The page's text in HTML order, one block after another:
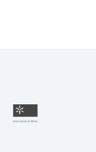
Fundação para a